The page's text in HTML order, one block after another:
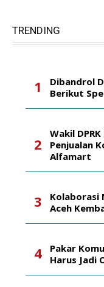
TRENDING
Dibandrol
Berikut
Wakil
Penjualan
Alfamart
Kolaborasi
Aceh
Pakar
Harus Jadi